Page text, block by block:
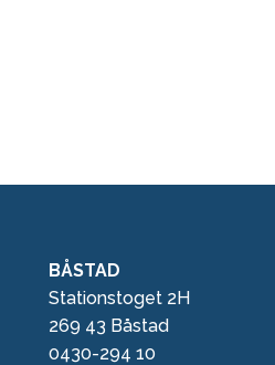
BÅSTAD
Stationstoget 2H
269 43 Båstad
0430-294 10